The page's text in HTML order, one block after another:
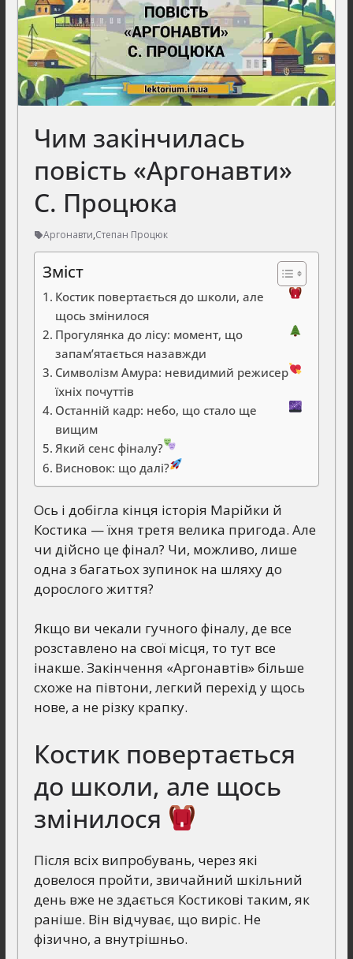
Чим закінчилась
повість «Аргонавти»
С. Процюка
Аргонавти,Степан Процюк
Зміст
Костик повертається до школи, але
щось змінилося
Прогулянка до лісу: момент, що
запам’ятається назавжди
Символізм Амура: невидимий режисер
їхніх почуттів
Останній кадр: небо, що стало ще
вищим
Який сенс фіналу?
Висновок: що далі?
Ось і добігла кінця історія Марійки й
Костика — їхня третя велика пригода. Але
чи дійсно це фінал? Чи, можливо, лише
одна з багатьох зупинок на шляху до
дорослого життя?
Якщо ви чекали гучного фіналу, де все
розставлено на свої місця, то тут все
інакше. Закінчення «Аргонавтів» більше
схоже на півтони, легкий перехід у щось
нове, а не різку крапку.
Костик повертається
до школи, але щось
змінилося
Після всіх випробувань, через які
довелося пройти, звичайний шкільний
день вже не здається Костикові таким, як
раніше. Він відчуває, що виріс. Не
фізично, а внутрішньо.